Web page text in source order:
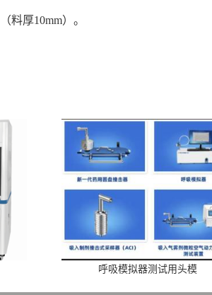
（料厚10mm）。
呼吸模拟器测试用头模